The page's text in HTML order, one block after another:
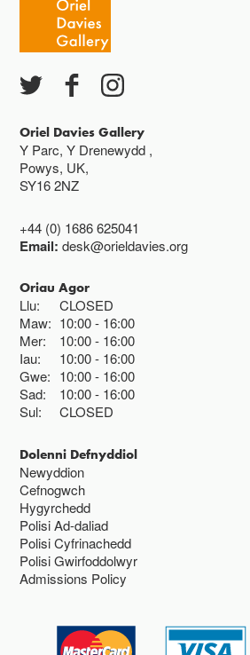
Oriel Davies Gallery
Y Parc, Y Drenewydd ,
Powys, UK,
SY16 2NZ
+44 (0) 1686 625041
Email:desk@orieldavies.org
Oriau Agor
Llu:
CLOSED
Maw: 10:00 16:00
Mer:
10:00 16:00
Iau:
10:00 16:00
Gwe: 10:00 16:00
Sad:
10:00 16:00
Sul:
CLOSED
Dolenni Defnyddiol
Newyddion
Cefnogwch
Hygyrchedd
Polisi Ad-daliad
Polisi Cyfrinachedd
Polisi Gwirfoddolwyr
Admissions Policy